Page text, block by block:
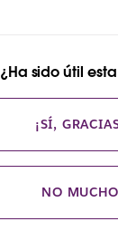
¿Ha sido útil
¡SÍ,
NO MUCHO